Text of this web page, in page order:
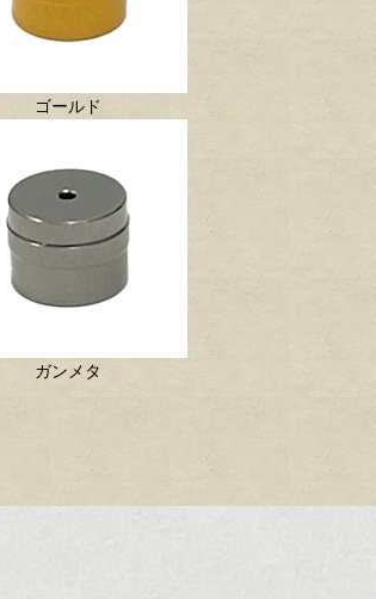
ゴールド
ガンメタ